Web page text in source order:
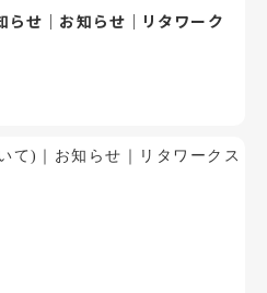
せ｜お知らせ｜リタワーク